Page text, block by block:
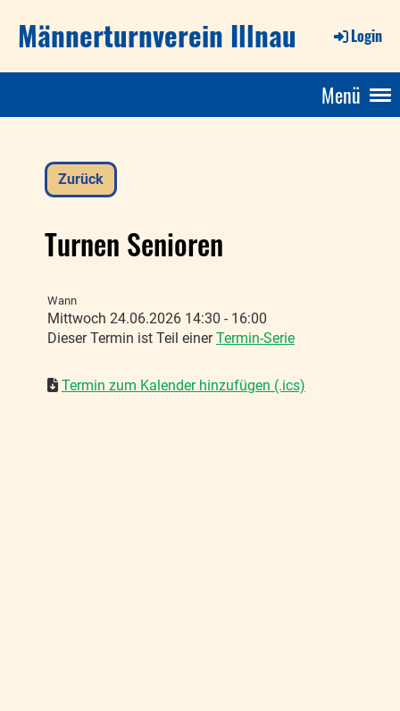
Männerturnverein Illnau Login
Menü
Zurück
Turnen Senioren
Wann
Mittwoch 24.06.2026 14:30 - 16:00
Dieser Termin ist Teil einerTermin-Serie
Termin zum Kalender hinzufügen (.ics)